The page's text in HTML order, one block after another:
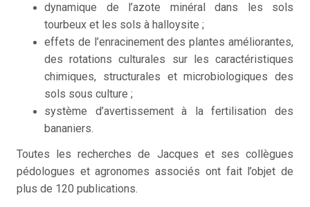
dynamique de l’azote minéral dans les sols
tourbeux et les sols à halloysite ;
effets de l’enracinement des plantes améliorantes,
des rotations culturales sur les caractéristiques
chimiques, structurales et microbiologiques des
sols sous culture ;
système d’avertissement à la fertilisation des
bananiers.
Toutes les recherches de Jacques et ses collègues
pédologues et agronomes associés ont fait l’objet de
plus de 120 publications.